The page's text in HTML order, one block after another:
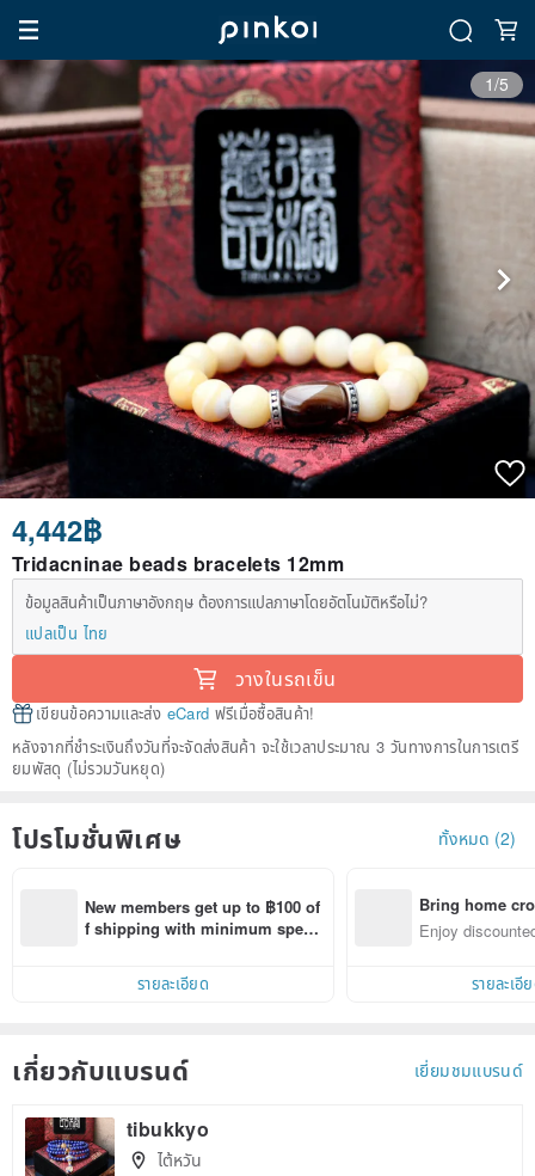
1/5
4,442฿
Tridacninae beads bracelets 12mm
ข้อมูลสินค้าเป็นภาษาอังกฤษ ต้องการแปลภาษาโดยอัตโนมัติหรือไม่?
แปลเป็น ไทย
วางในรถเข็น
เขียนข้อความและส่ง eCard ฟรีเมื่อซื้อสินค้า!
หลังจากที่ชำระเงินถึงวันที่จะจัดส่งสินค้า จะใช้เวลาประมาณ 3 วันทางการในการเตรี
ยมพัสดุ (ไม่รวมวันหยุด)
โปรโมชั่นพิเศษ ทั้งหมด (2)
New members get up to ฿100 of
f shipping with minimum spen
within 7 days!
รายละเอียด
Bring home
n with ease
Enjoy
รายละเอี
เกี่ยวกับแบรนด์ เยี่ยมชมแบรนด์
tibukkyo
ไต้หวัน